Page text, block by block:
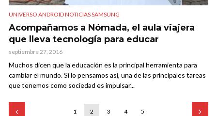
UNIVERSO ANDROID NOTICIAS SAMSUNG
Acompañamos a Nómada, el aula viajera
que lleva tecnología para educar
septiembre 27, 2016
Muchos dicen que la educación es la principal herramienta para
cambiar el mundo. Si lo pensamos así, una de las principales tareas
que tenemos como sociedad es impulsar...
1 2 3 4 5